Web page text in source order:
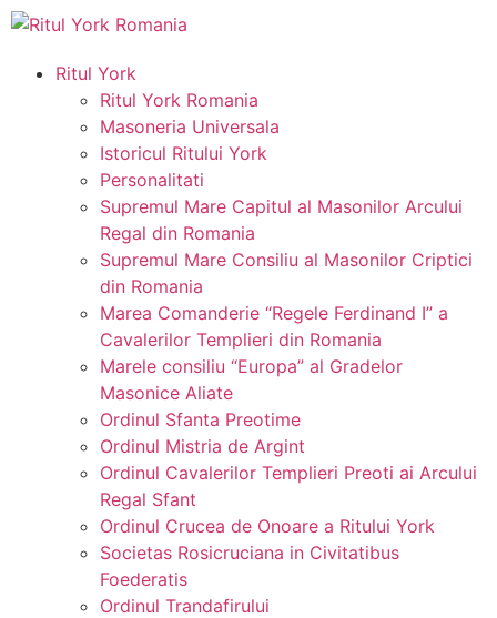
Ritul York
Ritul York Romania
Masoneria Universala
Istoricul Ritului York
Personalitati
Supremul Mare Capitul al Masonilor Arcului
Regal din Romania
Supremul Mare Consiliu al Masonilor Criptici
din Romania
Marea Comanderie “Regele Ferdinand I” a
Cavalerilor Templieri din Romania
Marele consiliu “Europa” al Gradelor
Masonice Aliate
Ordinul Sfanta Preotime
Ordinul Mistria de Argint
Ordinul Cavalerilor Templieri Preoti ai Arcului
Regal Sfant
Ordinul Crucea de Onoare a Ritului York
Societas Rosicruciana in Civitatibus
Foederatis
Ordinul Trandafirului